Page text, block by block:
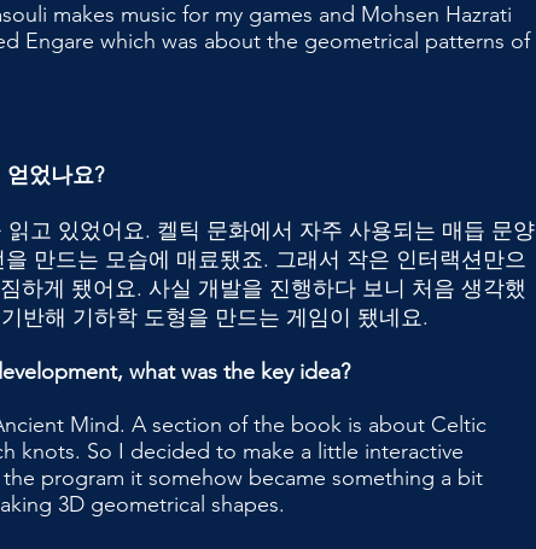
makes music for my games and Mohsen Hazrati
Engare which was about the geometrical patterns of
었나요?
고 있었어요. 켈틱 문화에서 자주 사용되는 매듭 문양
만드는 모습에 매료됐죠. 그래서 작은 인터랙션만으
하게 됐어요. 사실 개발을 진행하다 보니 처음 생각했
반해 기하학 도형을 만드는 게임이 됐네요.
what was the key idea?
Mind. A section of the book is about Celtic
knots. So I decided to make a little interactive
program it somehow became something a bit
3D geometrical shapes.